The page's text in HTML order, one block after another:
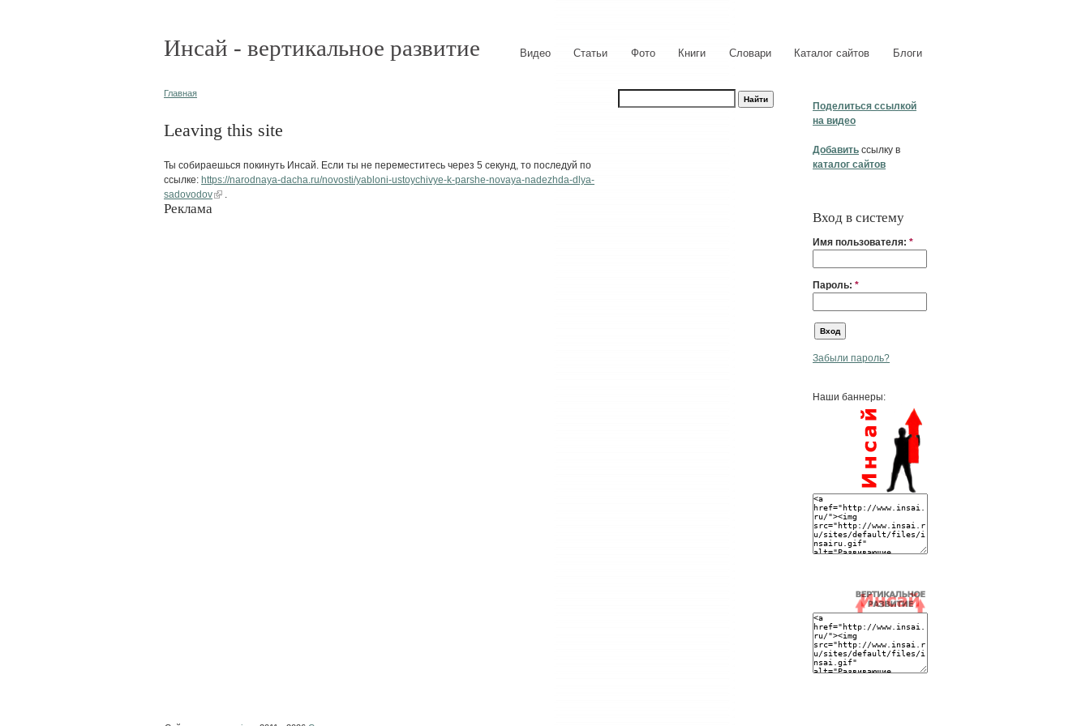
Инсай - вертикальное развитие Видео Статьи Фото Книги Словари Каталог сайтов Блоги
Поделиться ссылкой
на видео
Добавить ссылку в
каталог сайтов
Вход в систему
Имя пользователя: *
Пароль: *
Забыли пароль?
Наши баннеры:
Главная
Leaving this site
Ты собираешься покинуть Инсай. Если ты не переместитесь через 5 секунд, то последуй по
ссылке: https://narodnaya-dacha.ru/novosti/yabloni-ustoychivye-k-parshe-novaya-nadezhda-dlya-
sadovodov
Реклама